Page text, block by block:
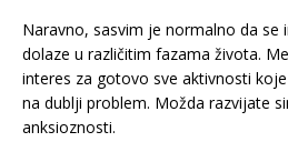
Naravno, sasvim je normalno da se
dolaze u različitim fazama života.
interes za gotovo sve aktivnosti
na dublji problem. Možda razvijate
anksioznosti.